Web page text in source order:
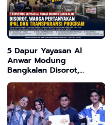
5 Dapur Yayasan Al
Anwar Modung
Bangkalan Disorot,
Warga Pertanyakan IPAL
dan Transparansi
Program Makan Bergizi
Gratis